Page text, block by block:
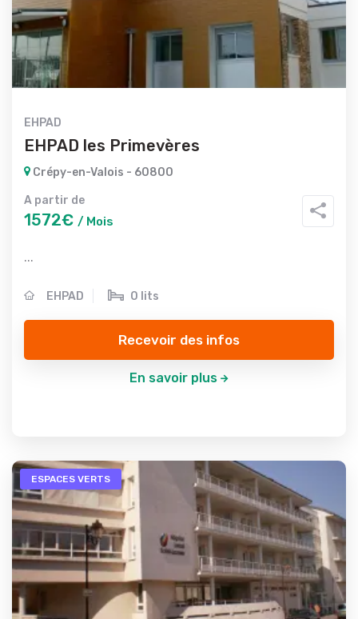
EHPAD
EHPAD les Primevères
Crépy-en-Valois - 60800
A partir de
1572€ / Mois
...
EHPAD 0 lits
Recevoir des infos
En savoir plus
ESPACES VERTS